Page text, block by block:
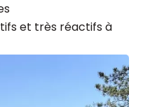
et très réactifs à